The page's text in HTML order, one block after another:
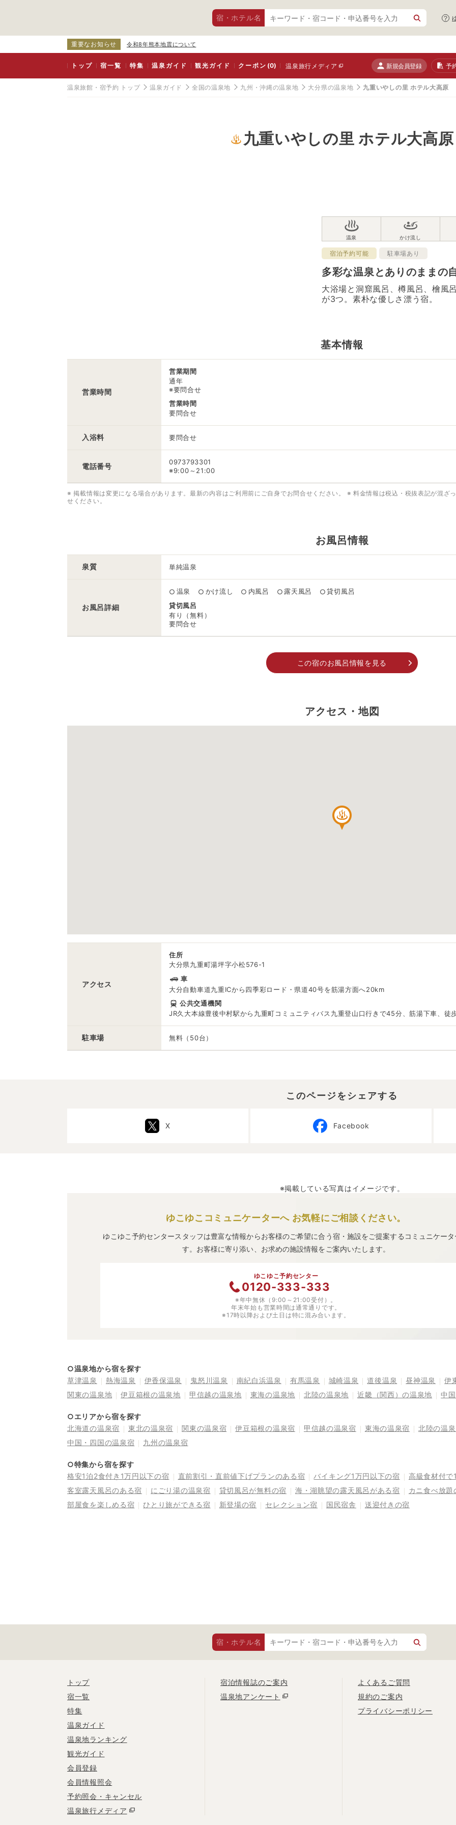
宿・ホテル名
重要なお知らせ 令和8年熊本地震について
トップ 宿一覧 特集 温泉ガイド 観光ガイド クーポン(0) 温泉旅行メディア 新規会員登録 予
温泉旅館・宿予約 トップ 温泉ガイド 全国の温泉地 九州・沖縄の温泉地 大分県の温泉地 九重いやしの里 ホテル大高原
九重いやしの里 ホテル大高原
宿泊予約可能 駐車場あり
多彩な温泉とありのままの
大浴場と洞窟風呂、樽風呂、檜風
が3つ。素朴な優しさ漂う宿。
基本情報
営業時間
営業期間
通年
※要問合せ
営業時間
要問合せ
入浴料 要問合せ
電話番号
0973793301
※9:00～21:00
※ 掲載情報は変更になる場合があります。最新の内容はご利用前にご自身でお問合せください。
※ 料金情報は税込・税抜表記が混ざ
せください。
お風呂情報
泉質 単純温泉
お風呂詳細
○ 温泉 ○ かけ流し ○ 内風呂 ○ 露天風呂 ○ 貸切風呂
貸切風呂
有り（無料）
要問合せ
この宿のお風呂情報を見る
アクセス・地図
アクセス
住所
大分県九重町湯坪字小松576-1
車
大分自動車道九重ICから四季彩ロード・県道40号を筋湯方面へ20km
公共交通機関
JR久大本線豊後中村駅から九重町コミュニティバス九重登山口行きで45分、筋湯下車、徒
駐車場 無料（50台）
このページをシェアする
X Facebook
※掲載している写真はイメージです。
ゆこゆこコミュニケーターへ お気軽にご相談ください。
ゆこゆこ予約センタースタッフは豊富な情報からお客様のご希望に合う宿・施設をご提案するコミュニケー
す。お客様に寄り添い、お求めの施設情報をご案内いたします。
ゆこゆこ予約センター
0120-333-333
※年中無休（9:00～21:00受付）。
年末年始も営業時間は通常通りです。
※17時以降および土日は特に混み合います。
○温泉地から宿を探す
草津温泉
熱海温泉 伊香保温泉 鬼怒川温泉 南紀白浜温泉 有馬温泉 城崎温泉 道後温泉 昼神温泉
伊
関東の温泉地
伊豆箱根の温泉地 甲信越の温泉地 東海の温泉地 北陸の温泉地 近畿（関西）の温泉地 中
○エリアから宿を探す
北海道の温泉宿
東北の温泉宿 関東の温泉宿 伊豆箱根の温泉宿 甲信越の温泉宿 東海の温泉宿
北陸の温
中国・四国の温泉宿
九州の温泉宿
○特集から宿を探す
格安1泊2食付き1万円以下の宿
直前割引・直前値下げプランのある宿 バイキング1万円以下の宿
高級食材付で
客室露天風呂のある宿
にごり湯の温泉宿 貸切風呂が無料の宿 海・湖眺望の露天風呂がある宿
カニ食べ放題
部屋食を楽しめる宿
ひとり旅ができる宿 新登場の宿 セレクション宿 国民宿舎 送迎付きの宿
宿・ホテル名
トップ
宿一覧
特集
温泉ガイド
温泉地ランキング
観光ガイド
会員登録
会員情報照会
予約照会・キャンセル
温泉旅行メディア
宿泊情報誌のご案内
温泉地アンケート
よくあるご質問
規約のご案内
プライバシーポリシー